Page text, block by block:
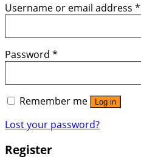
Username or email address *
Password *
Remember me Log in
Lost your password?
Register